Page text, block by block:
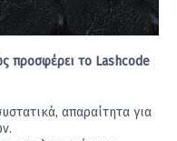
προσφέρει το Lashcode
απαραίτητα για